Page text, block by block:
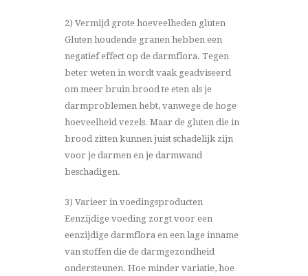
2) Vermijd grote hoeveelheden gluten
Gluten houdende granen hebben een
negatief effect op de darmflora. Tegen
beter weten in wordt vaak geadviseerd
om meer bruin brood te eten als je
darmproblemen hebt, vanwege de hoge
hoeveelheid vezels. Maar de gluten die in
brood zitten kunnen juist schadelijk zijn
voor je darmen en je darmwand
beschadigen.
3) Varieer in voedingsproducten
Eenzijdige voeding zorgt voor een
eenzijdige darmflora en een lage inname
van stoffen die de darmgezondheid
ondersteunen. Hoe minder variatie, hoe